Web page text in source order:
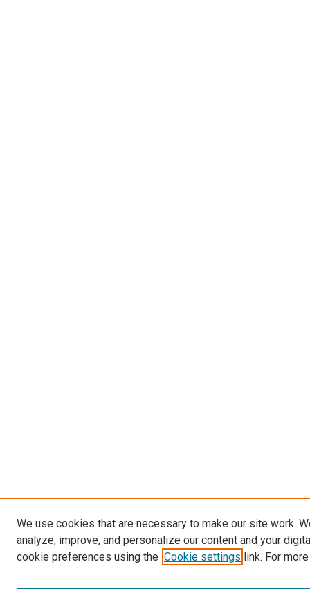
We use cookies that are necessary to make our site work.
analyze, improve, and personalize our content and your
cookie preferences using the Cookie settings link. For